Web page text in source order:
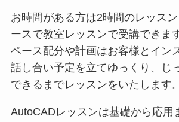
お時間がある方は2時間のレッス
ースで教室レッスンで受講できます
ペース配分や計画はお客様とイン
話し合い予定を立てゆっくり、じ
できるまでレッスンをいたします。
AutoCADレッスンは基礎から応用